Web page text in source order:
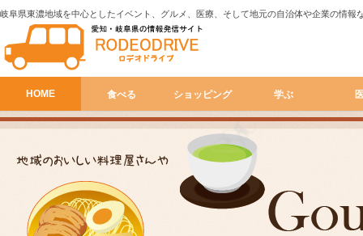
岐阜県東濃地域を中心としたイベント、グルメ、医療、そして地元の自治体や企業の情報
HOME 食べる ショッピング 学ぶ